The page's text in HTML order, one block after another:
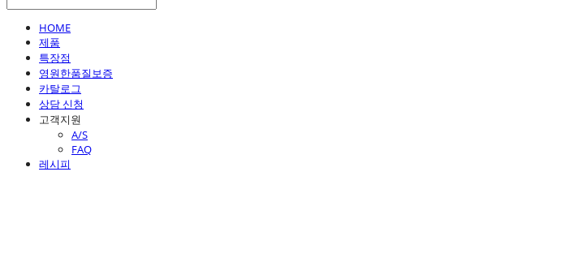
HOME
제품
특장점
영원한품질보증
카탈로그
상담 신청
고객지원
A/S
FAQ
레시피